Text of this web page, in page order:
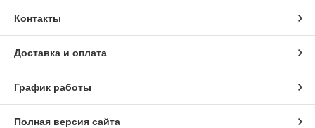
Контакты
Доставка и оплата
График работы
Полная версия сайта